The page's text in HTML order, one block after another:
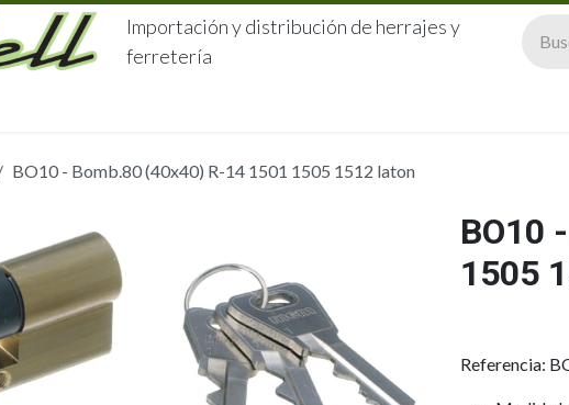
Importación y distribución de herrajes y
ferretería
BO10 - Bomb.80 (40x40) R-14 1501 1505 1512 laton
BO10
1505
Referencia: